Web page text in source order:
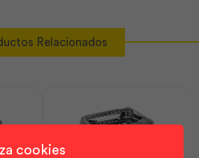
Relacionados
cookies